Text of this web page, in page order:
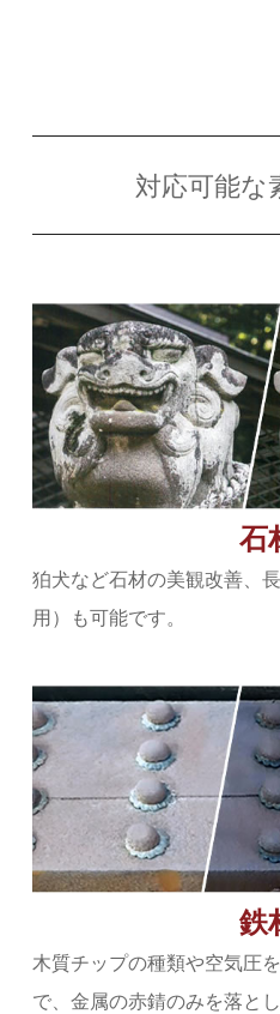
対応可能な
石
狛犬など石材の美観改善、
用）も可能です。
鉄
木質チップの種類や空気圧
で、金属の赤錆のみを落と